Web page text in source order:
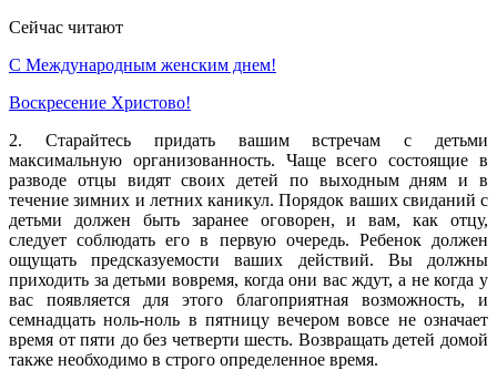
Сейчас читают
С Международным женским днем!
Воскресение Xристово!
2. Старайтесь придать вашим встречам с детьми
максимальную организованность. Чаще всего состоящие в
разводе отцы видят своих детей по выходным дням и в
течение зимних и летних каникул. Порядок ваших свиданий с
детьми должен быть заранее оговорен, и вам, как отцу,
следует соблюдать его в первую очередь. Ребенок должен
ощущать предсказуемости ваших действий. Вы должны
приходить за детьми вовремя, когда они вас ждут, а не когда у
вас появляется для этого благоприятная возможность, и
семнадцать ноль-ноль в пятницу вечером вовсе не означает
время от пяти до без четверти шесть. Возвращать детей домой
также необходимо в строго определенное время.